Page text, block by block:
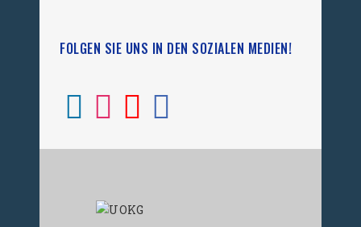
FOLGEN SIE UNS IN DEN SOZIALEN MEDIEN!